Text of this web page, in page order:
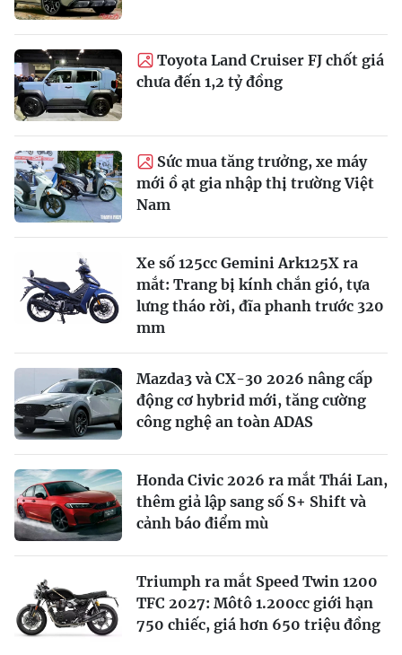
Toyota Land Cruiser FJ chốt giá
chưa đến 1,2 tỷ đồng
Sức mua tăng trưởng, xe máy
mới ồ ạt gia nhập thị trường Việt
Nam
Xe số 125cc Gemini Ark125X ra
mắt: Trang bị kính chắn gió, tựa
lưng tháo rời, đĩa phanh trước 320
mm
Mazda3 và CX-30 2026 nâng cấp
động cơ hybrid mới, tăng cường
công nghệ an toàn ADAS
Honda Civic 2026 ra mắt Thái Lan,
thêm giả lập sang số S+ Shift và
cảnh báo điểm mù
Triumph ra mắt Speed Twin 1200
TFC 2027: Môtô 1.200cc giới hạn
750 chiếc, giá hơn 650 triệu đồng